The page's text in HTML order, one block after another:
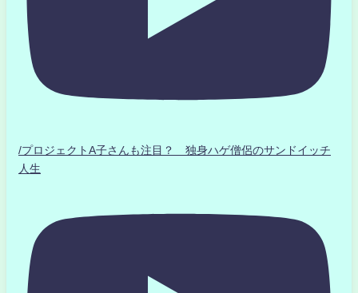
/プロジェクトA子さんも注目？ 独身ハゲ僧侶のサンドイッチ
人生